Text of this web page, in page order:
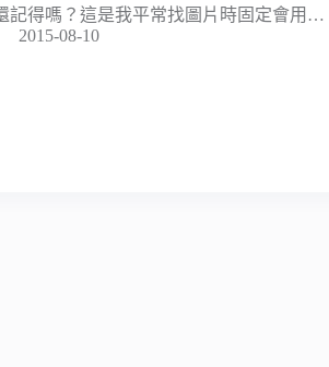
記得嗎？這是我平常找圖片時固定會用…
2015-08-10